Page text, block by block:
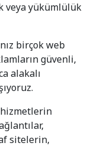
veya yükümlülük
birçok web
güvenli,
alakalı
hizmetlerin
sitelerin,